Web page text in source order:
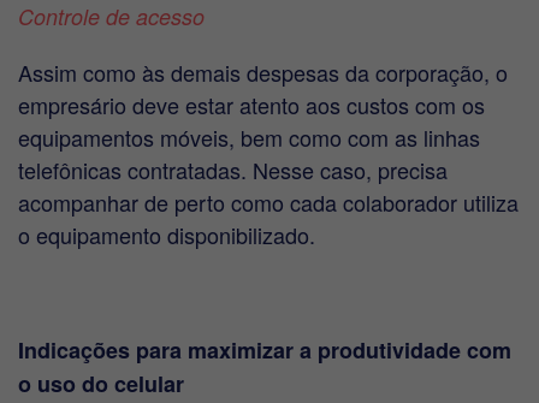
Controle de acesso
Assim como às demais despesas da corporação, o
empresário deve estar atento aos custos com os
equipamentos móveis, bem como com as linhas
telefônicas contratadas. Nesse caso, precisa
acompanhar de perto como cada colaborador utiliza
o equipamento disponibilizado.
Indicações para maximizar a produtividade com
o uso do celular